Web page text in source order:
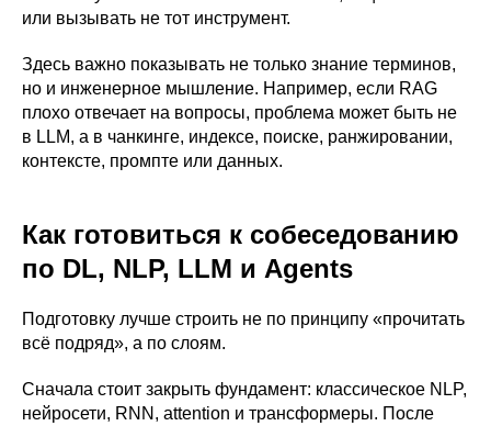
или вызывать не тот инструмент.
Здесь важно показывать не только знание терминов,
но и инженерное мышление. Например, если RAG
плохо отвечает на вопросы, проблема может быть не
в LLM, а в чанкинге, индексе, поиске, ранжировании,
контексте, промпте или данных.
Как готовиться к собеседованию
по DL, NLP, LLM и Agents
Подготовку лучше строить не по принципу «прочитать
всё подряд», а по слоям.
Сначала стоит закрыть фундамент: классическое NLP,
нейросети, RNN, attention и трансформеры. После